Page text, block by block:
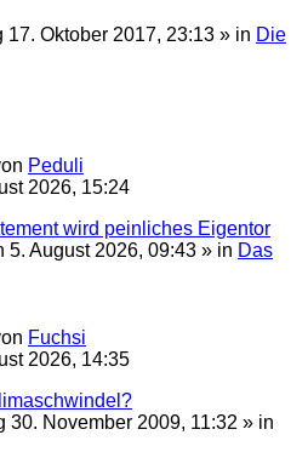
17. Oktober 2017, 23:13 » in Die
Peduli
2026, 15:24
wird peinliches Eigentor
5. August 2026, 09:43 » in Das
Fuchsi
2026, 14:35
30. November 2009, 11:32 » in